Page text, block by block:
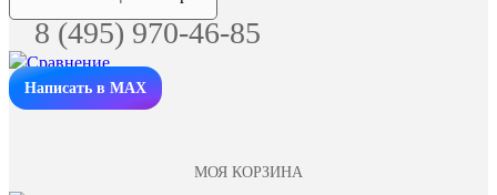
8 (495) 970-46-85
Написать в MAX
МОЯ КОРЗИНА